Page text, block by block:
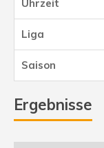
Ergebnisse